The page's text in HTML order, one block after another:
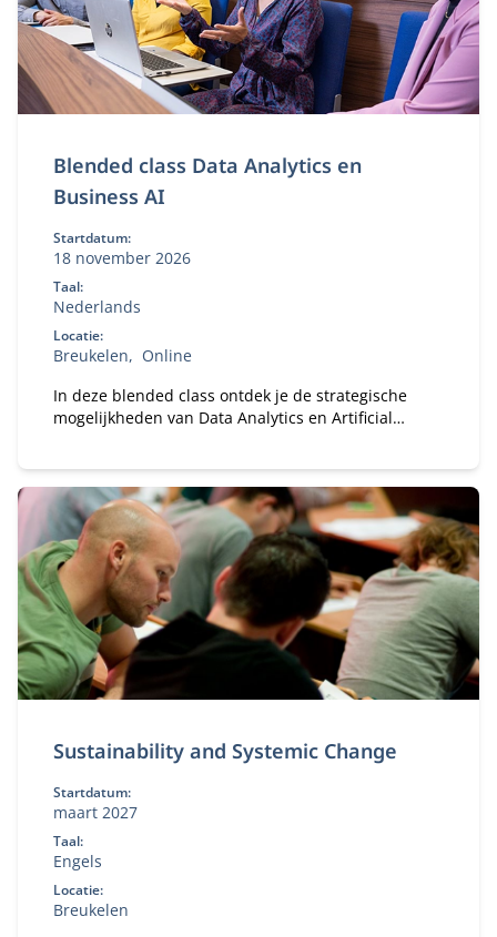
Blended class Data Analytics en
Business AI
Startdatum:
18 november 2026
Taal:
Nederlands
Locatie:
Breukelen
Online
In deze blended class ontdek je de strategische
mogelijkheden van Data Analytics en Artificial
Sustainability and Systemic Change
Startdatum:
maart 2027
Taal:
Engels
Locatie:
Breukelen